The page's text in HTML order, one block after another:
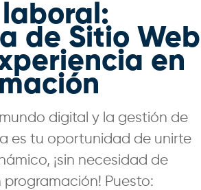
de Sitio Web
en
mundo digital y la gestión de
es tu oportunidad de unirte
¡sin necesidad de
programación! Puesto: